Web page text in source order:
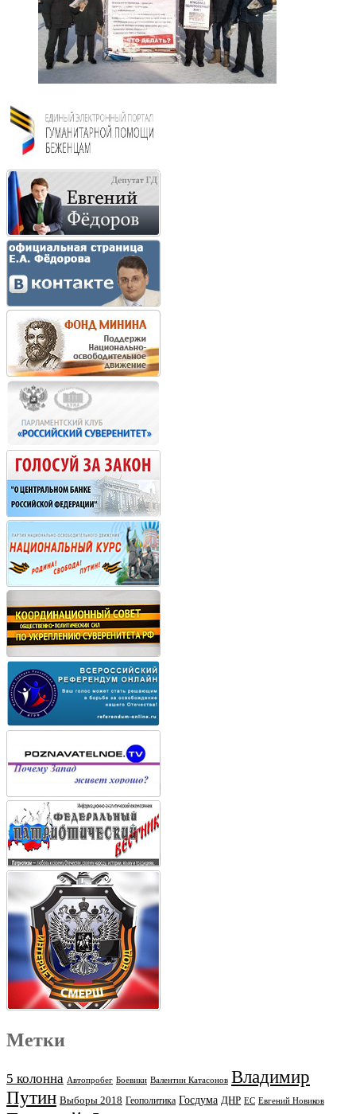
Метки
5 колонна Автопробег Боевики Валентин Катасонов Владимир
Путин Выборы 2018 Геополитика Госдума ДНР ЕС Евгений Новиков